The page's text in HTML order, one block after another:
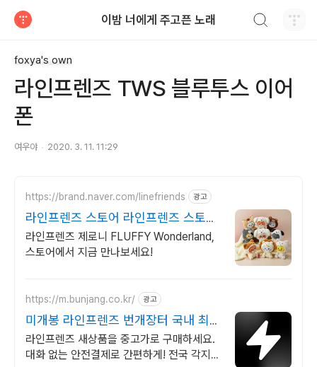
이밤 너에게 주고픈 노래
foxya's own
라인프렌즈 TWS 블루투스 이어
폰
여우야 2020. 3. 11. 11:29
https://brand.naver.com/linefriends 광고
라인프렌즈 스토어 라인프렌즈 스토어
출시!
라인프렌즈 제로니 FLUFFY Wonderland,
스토어에서 지금 만나보세요!
https://m.bunjang.co.kr/ 광고
미개봉 라인프렌즈 번개장터 국내 최대
브랜드 중고거래
라인프렌즈 새상품을 중고가로 구매하세요.
대화 없는 안전결제로 간편하게! 전국 각지에